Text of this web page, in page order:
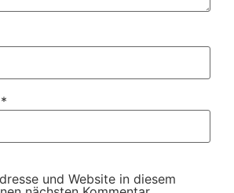
*
und Website in diesem